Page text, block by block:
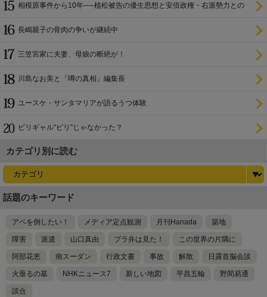
相模原事件から10年──植松被告の優生思想と安倍政権・右派勢力との
長嶋親子の骨肉の争いが継続中
三笠宮家に夫妻、母娘の断絶が！
川島なお美と「噂の真相」編集長
ユースケ・サンタマリアが語るうつ体験
ビリギャル“ビリ”じゃなかった？
カテゴリ別に読む
話題のキーワード
アベを倒したい！ メディア定点観測 月刊Hanada 築地
障害 派遣 山口真由 ブラ弁は見た！ この世界の片隅に
阿部花恵 南スーダン 行政文書 事故 解散 日露首脳会談
火垂るの墓 NHKニュース7 新しい地図 平昌五輪 野間易通
談合